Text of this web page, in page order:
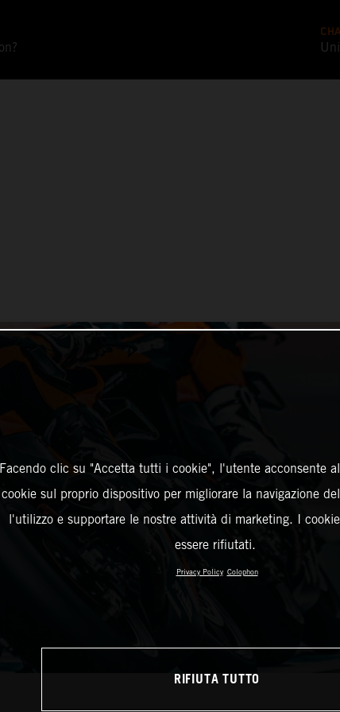
Facendo clic su "Accetta tutti i cookie", l'utente acconsente
cookie sul proprio dispositivo per migliorare la navigazione
l'utilizzo e supportare le nostre attività di marketing. I
essere rifiutati.
Privacy Policy Colophon
RIFIUTA TUTTO